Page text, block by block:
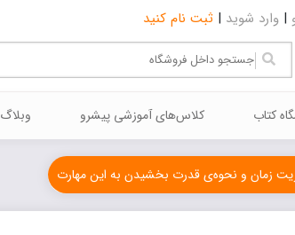
| وارد شوید | ثبت نام کنید
کتاب كلاس‌هاي آموزشي پيشرو وبلاگ
زمان و نحوه‌ی قدرت بخشیدن به این مهارت